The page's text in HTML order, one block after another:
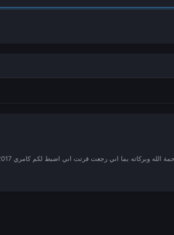
اني رجعت قرتت اني اضبط لكم كامري 2017 و المجسم مو لي لا اجنبي لاكن معدل فيها اشياء انشاءالله تشوفونها بكره جدخ